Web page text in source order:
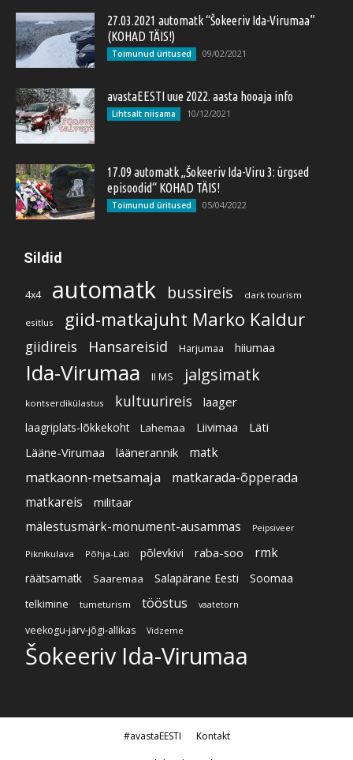
27.03.2021 automatk “Šokeeriv Ida-Virumaa”
(KOHAD TÄIS!)
Toimunud üritused 09/02/2021
avastaEESTI uue 2022. aasta hooaja info
Lihtsalt niisama 10/12/2021
17.09 automatk „Šokeeriv Ida-Viru 3: ürgsed
episoodid“ KOHAD TÄIS!
Toimunud üritused 05/04/2022
Sildid
4x4 automatk bussireis dark tourism
esitlus giid-matkajuht Marko Kaldur
giidireis Hansareisid Harjumaa hiiumaa
Ida-Virumaa II MS jalgsimatk
kontserdikülastus kultuurireis laager
laagriplats-lõkkekoht Lahemaa Liivimaa
Läti
Lääne-Virumaa
läänerannik matk
matkaonn-metsamaja matkarada-õpperada
matkareis militaar
mälestusmärk-monument-ausammas Peipsiveer
Piknikulava Põhja-Läti põlevkivi raba-soo rmk
räätsamatk Saaremaa Salapärane Eesti Soomaa
telkimine tumeturism tööstus vaatetorn
veekogu-järv-jõgi-allikas Vidzeme
Šokeeriv Ida-Virumaa
#avastaEESTI Kontakt